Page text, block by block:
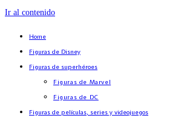
Ir al contenido
Home
Figuras de Disney
Figuras de superhéroes
Figuras de Marvel
Figuras de DC
Figuras de películas, series y videojuegos